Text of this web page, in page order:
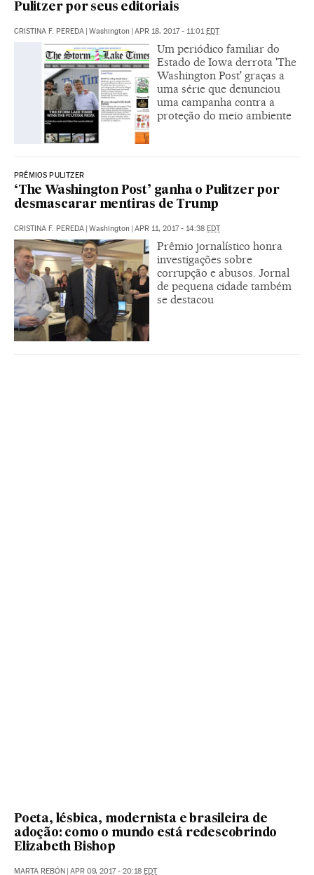
Pulitzer por seus editoriais
CRISTINA F. PEREDA | Washington | APR 18, 2017 - 11:01EDT
Um periódico familiar do
Estado de Iowa derrota 'The
Washington Post' graças a
uma série que denunciou
uma campanha contra a
proteção do meio ambiente
PRÊMIOS PULITZER
‘The Washington Post’ ganha o Pulitzer por
desmascarar mentiras de Trump
CRISTINA F. PEREDA | Washington | APR 11, 2017 - 14:38 EDT
Prêmio jornalístico honra
investigações sobre
corrupção e abusos. Jornal
de pequena cidade também
se destacou
Poeta, lésbica, modernista e brasileira de
adoção: como o mundo está redescobrindo
Elizabeth Bishop
MARTA REBÓN | APR 09, 2017 - 20:18 EDT